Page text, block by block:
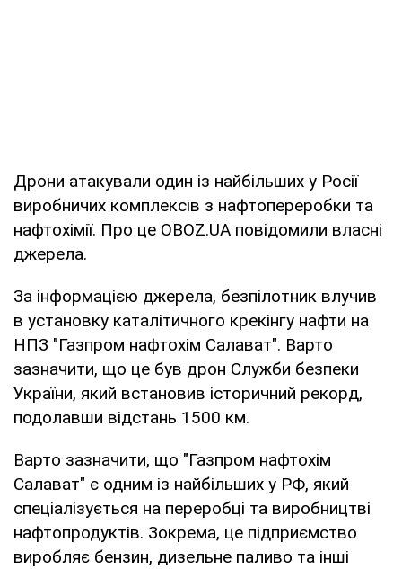
Дрони атакували один із найбільших у Росії
виробничих комплексів з нафтопереробки та
нафтохімії. Про це OBOZ.UA повідомили власні
джерела.
За інформацією джерела, безпілотник влучив
в установку каталітичного крекінгу нафти на
НПЗ "Газпром нафтохім Салават". Варто
зазначити, що це був дрон Служби безпеки
України, який встановив історичний рекорд,
подолавши відстань 1500 км.
Варто зазначити, що "Газпром нафтохім
Салават" є одним із найбільших у РФ, який
спеціалізується на переробці та виробництві
нафтопродуктів. Зокрема, це підприємство
виробляє бензин, дизельне паливо та інші